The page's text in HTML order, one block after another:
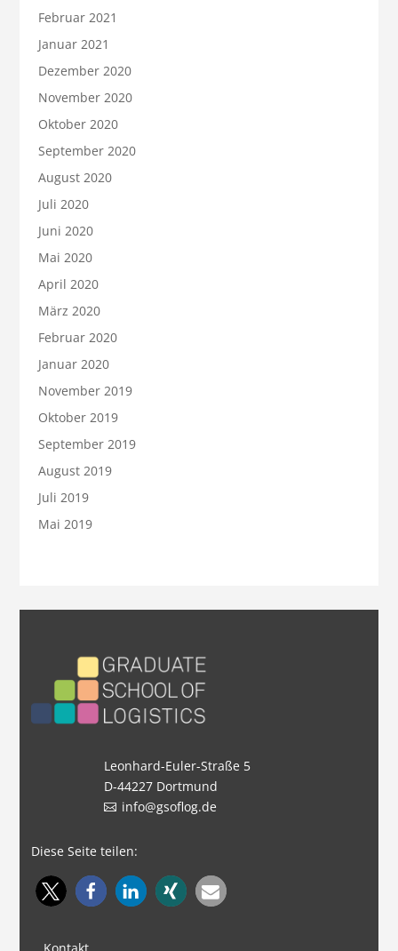
Februar 2021
Januar 2021
Dezember 2020
November 2020
Oktober 2020
September 2020
August 2020
Juli 2020
Juni 2020
Mai 2020
April 2020
März 2020
Februar 2020
Januar 2020
November 2019
Oktober 2019
September 2019
August 2019
Juli 2019
Mai 2019
Leonhard-Euler-Straße 5
D-44227 Dortmund
info@gsoflog.de
Diese Seite teilen: